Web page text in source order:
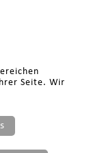
Seite. Wir